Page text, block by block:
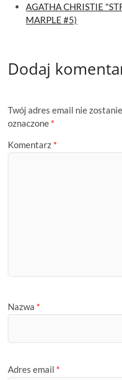
AGATHA CHRISTIE
MARPLE #5)
Dodaj
Twój adres email nie
oznaczone *
Komentarz *
Nazwa *
Adres email *